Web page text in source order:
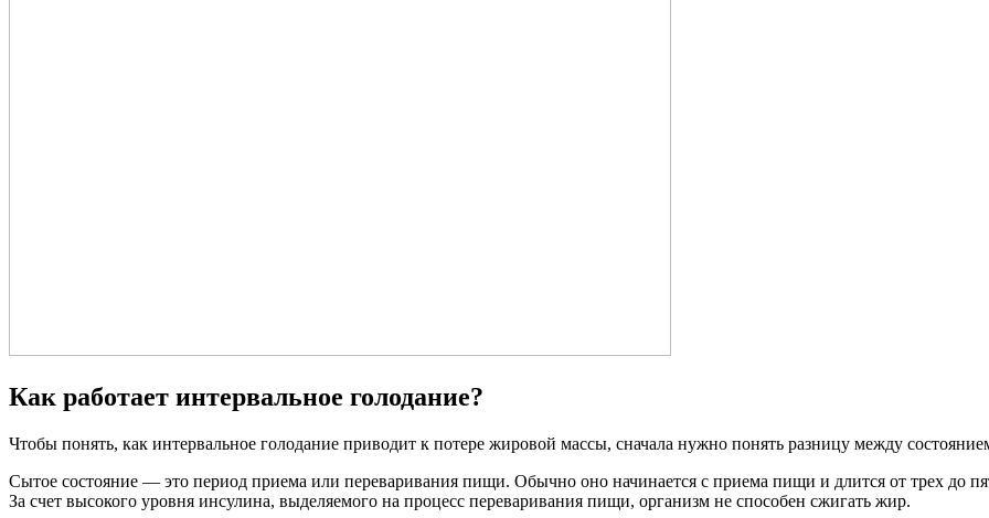
Как работает интервальное голодание?
Чтобы понять, как интервальное голодание приводит к потере жировой массы, сначала нужно понять разницу между
Сытое состояние — это период приема или переваривания пищи. Обычно оно начинается с приема пищи и длится от трех до
За счет высокого уровня инсулина, выделяемого на процесс переваривания пищи, организм не способен сжигать жир.